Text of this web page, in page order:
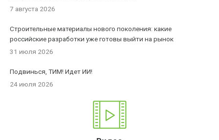
7 августа 2026
Строительные материалы нового поколения: какие
российские разработки уже готовы выйти на рынок
31 июля 2026
Подвинься, ТИМ! Идет ИИ!
24 июля 2026